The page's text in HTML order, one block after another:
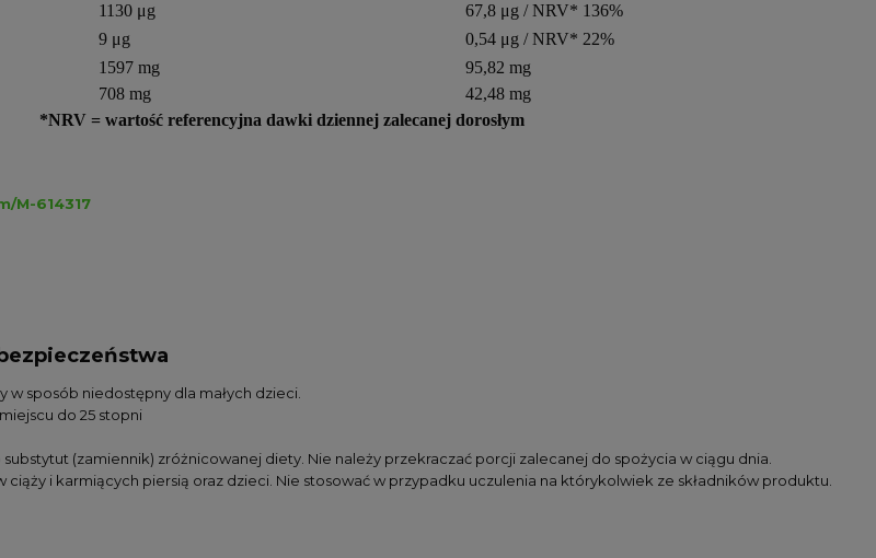
*NRV = wartość referencyjna dawki dziennej zalecanej dorosłym
1130 μg
67,8 μg / NRV* 136%
9 μg
0,54 μg / NRV* 22%
1597 mg
95,82 mg
708 mg 42,48 mg
M-614317
sposób niedostępny dla małych dzieci.
do 25 stopni
(zamiennik) zróżnicowanej diety. Nie należy przekraczać porcji zalecanej do spożycia w ciągu dnia.
i karmiących piersią oraz dzieci. Nie stosować w przypadku uczulenia na którykolwiek ze składników produktu.